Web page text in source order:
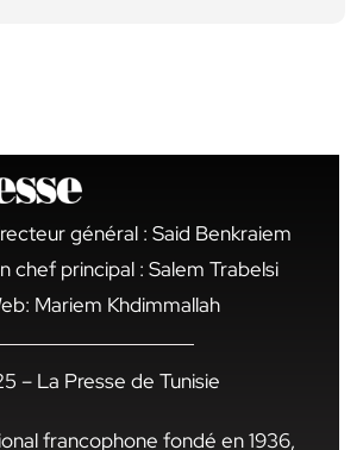
général : Said Benkraiem
chef principal : Salem Trabelsi
Mariem Khdimmallah
– La Presse de Tunisie
francophone fondé en 1936,